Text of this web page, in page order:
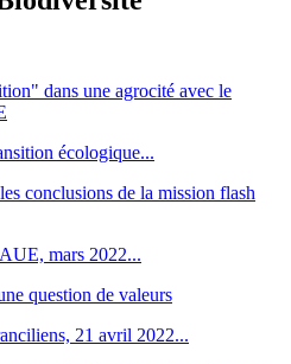
dans une agrocité avec le
écologique...
conclusions de la mission flash
mars 2022...
question de valeurs
21 avril 2022...